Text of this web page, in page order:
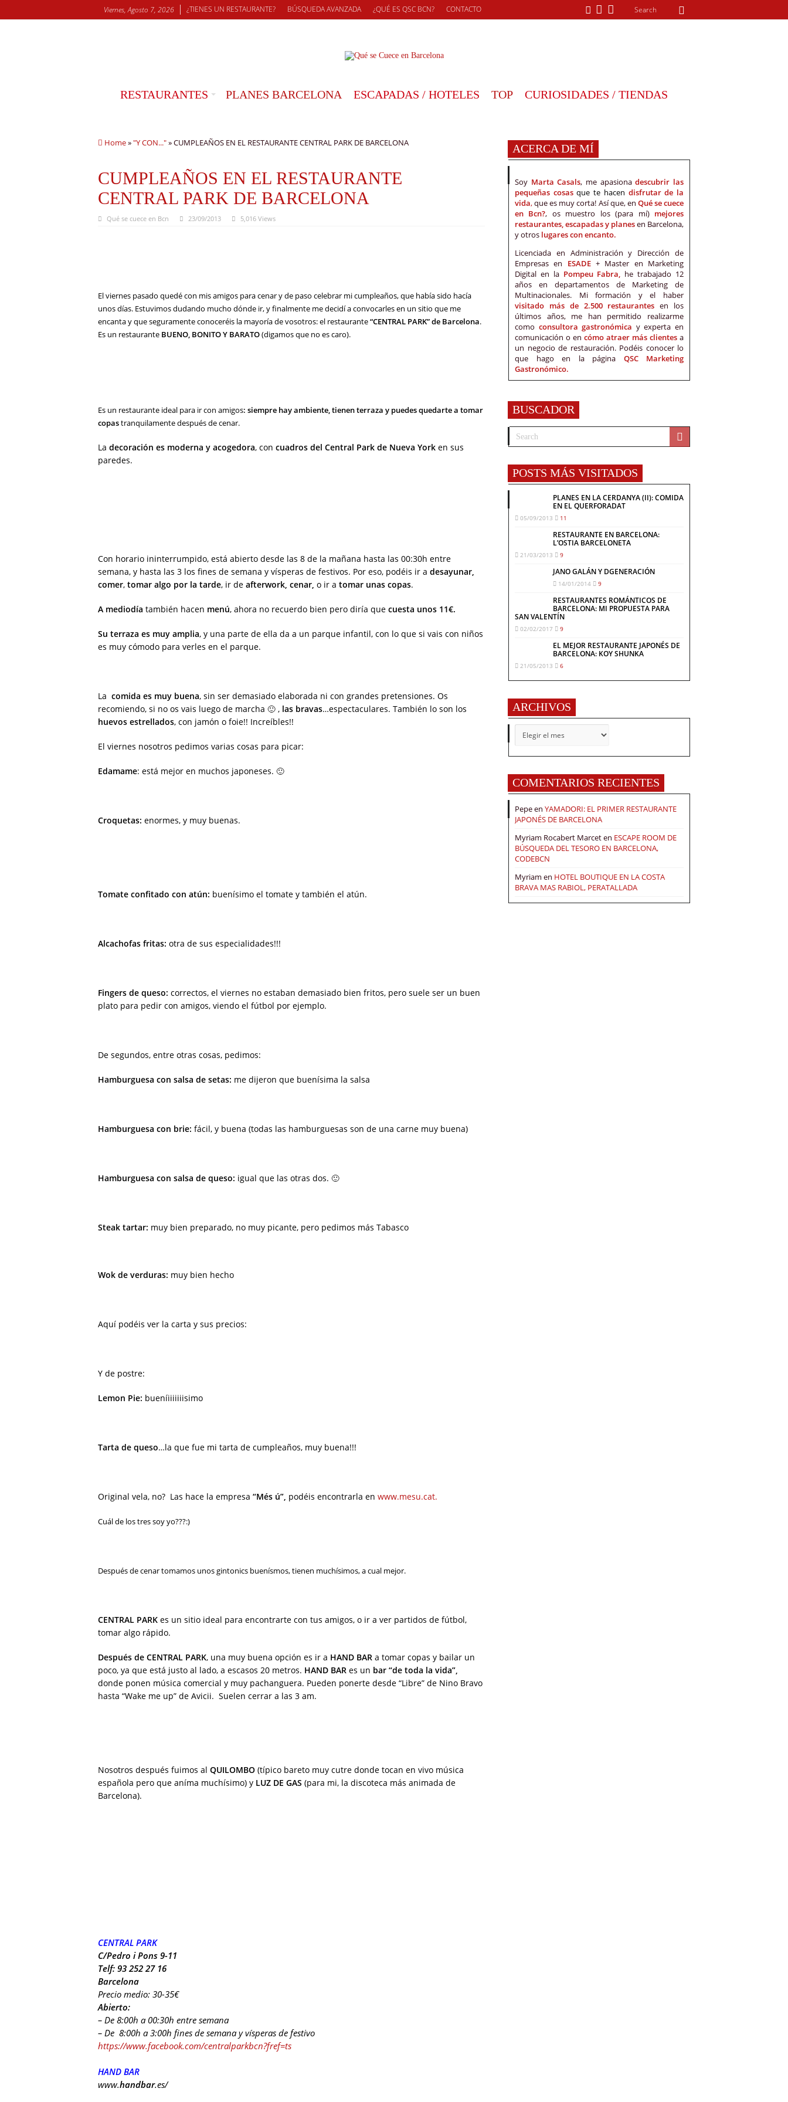
Viernes, Agosto 7, 2026 ¿TIENES UN RESTAURANTE? BÚSQUEDA AVANZADA ¿QUÉ ES QSC BCN? CONTACTO
RESTAURANTES PLANES BARCELONA ESCAPADAS / HOTELES TOP CURIOSIDADES / TIENDAS
Home»"Y CON..."»CUMPLEAÑOS EN EL RESTAURANTE CENTRAL PARK DE BARCELONA
CUMPLEAÑOS EN EL RESTAURANTE
CENTRAL PARK DE BARCELONA
Qué se cuece en Bcn 23/09/2013 5,016 Views
El viernes pasado quedé con mis amigos para cenar y de paso celebrar mi cumpleaños, que había sido hacía
unos días. Estuvimos dudando mucho dónde ir, y finalmente me decidí a convocarles en un sitio que me
encanta y que seguramente conoceréis la mayoría de vosotros: el restaurante“CENTRAL PARK” de Barcelona.
Es un restaurante BUENO, BONITO Y BARATO(digamos que no es caro).
Es un restaurante ideal para ir con amigos: siempre hay ambiente, tienen terraza y puedes quedarte a tomar
copastranquilamente después de cenar.
La decoración es moderna y acogedora, con cuadros del Central Park de Nueva York en sus
paredes.
Con horario ininterrumpido, está abierto desde las 8 de la mañana hasta las 00:30h entre
semana, y hasta las 3 los fines de semana y vísperas de festivos. Por eso, podéis ir a desayunar,
comer, tomar algo por la tarde, ir de afterwork, cenar, o ir a tomar unas copas.
A mediodía también hacen menú, ahora no recuerdo bien pero diría que cuesta unos 11€.
Su terraza es muy amplia, y una parte de ella da a un parque infantil, con lo que si vais con niños
es muy cómodo para verles en el parque.
La comida es muy buena, sin ser demasiado elaborada ni con grandes pretensiones. Os
recomiendo, si no os vais luego de marcha 🙂 , las bravas…espectaculares. También lo son los
huevos estrellados, con jamón o foie!! Increíbles!!
El viernes nosotros pedimos varias cosas para picar:
Edamame: está mejor en muchos japoneses. 🙂
Croquetas: enormes, y muy buenas.
Tomate confitado con atún: buenísimo el tomate y también el atún.
Alcachofas fritas: otra de sus especialidades!!!
Fingers de queso: correctos, el viernes no estaban demasiado bien fritos, pero suele ser un buen
plato para pedir con amigos, viendo el fútbol por ejemplo.
De segundos, entre otras cosas, pedimos:
Hamburguesa con salsa de setas: me dijeron que buenísima la salsa
Hamburguesa con brie: fácil, y buena (todas las hamburguesas son de una carne muy buena)
Hamburguesa con salsa de queso: igual que las otras dos. 🙂
Steak tartar: muy bien preparado, no muy picante, pero pedimos más Tabasco
Wok de verduras: muy bien hecho
Aquí podéis ver la carta y sus precios:
Y de postre:
Lemon Pie: bueníiiiiiiisimo
Tarta de queso…la que fue mi tarta de cumpleaños, muy buena!!!
Original vela, no? Las hace la empresa “Més ú”, podéis encontrarla en www.mesu.cat.
Cuál de los tres soy yo???:)
Después de cenar tomamos unos gintonics buenísmos, tienen muchísimos, a cual mejor.
CENTRAL PARK es un sitio ideal para encontrarte con tus amigos, o ir a ver partidos de fútbol,
tomar algo rápido.
Después de CENTRAL PARK, una muy buena opción es ir a HAND BAR a tomar copas y bailar un
poco, ya que está justo al lado, a escasos 20 metros. HAND BAR es un bar “de toda la vida”,
donde ponen música comercial y muy pachanguera. Pueden ponerte desde “Libre” de Nino Bravo
hasta “Wake me up” de Avicii. Suelen cerrar a las 3 am.
Nosotros después fuimos al QUILOMBO (típico bareto muy cutre donde tocan en vivo música
española pero que aníma muchísimo) y LUZ DE GAS (para mi, la discoteca más animada de
Barcelona).
CENTRAL PARK
C/Pedro i Pons 9-11
Telf: 93 252 27 16
Barcelona
Precio medio: 30-35€
Abierto:
– De 8:00h a 00:30h entre semana
– De 8:00h a 3:00h fines de semana y vísperas de festivo
https://www.facebook.com/centralparkbcn?fref=ts
HAND BAR
www.handbar.es/
ACERCA DE MÍ
Soy Marta Casals, me apasionadescubrir las
pequeñas cosasque te hacen disfrutar de la
vida,que es muy corta! Así que, en Qué se cuece
en Bcn?, os muestro los (para mí) mejores
restaurantes, escapadas y planesen Barcelona,
y otros lugares con encanto.
Licenciada en Administración y Dirección de
Empresas en ESADE+ Master en Marketing
Digital en la Pompeu Fabra, he trabajado 12
años en departamentos de Marketing de
Multinacionales. Mi formación y el haber
visitado más de 2.500 restaurantes en los
últimos años, me han permitido realizarme
como consultora gastronómica y experta en
comunicación o en cómo atraer más clientes a
un negocio de restauración. Podéis conocer lo
que hago en la página QSC Marketing
Gastronómico.
BUSCADOR
POSTS MÁS VISITADOS
PLANES EN LA CERDANYA (II): COMIDA
EN EL QUERFORADAT
05/09/2013 11
RESTAURANTE EN BARCELONA:
L’OSTIA BARCELONETA
21/03/2013 9
JANO GALÁN Y DGENERACIÓN
14/01/2014 9
RESTAURANTES ROMÁNTICOS DE
BARCELONA: MI PROPUESTA PARA
SAN VALENTÍN
02/02/2017 9
EL MEJOR RESTAURANTE JAPONÉS DE
BARCELONA: KOY SHUNKA
21/05/2013 6
ARCHIVOS
ARCHIVOS
COMENTARIOS RECIENTES
Pepeen YAMADORI: EL PRIMER RESTAURANTE
JAPONÉS DE BARCELONA
Myriam Rocabert Marceten ESCAPE ROOM DE
BÚSQUEDA DEL TESORO EN BARCELONA,
CODEBCN
Myriam en HOTEL BOUTIQUE EN LA COSTA
BRAVA MAS RABIOL, PERATALLADA